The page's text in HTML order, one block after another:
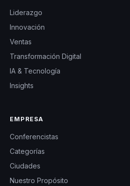
Liderazgo
Innovación
Ventas
Transformación Digital
IA & Tecnología
Insights
EMPRESA
Conferencistas
Categorías
Ciudades
Nuestro Propósito